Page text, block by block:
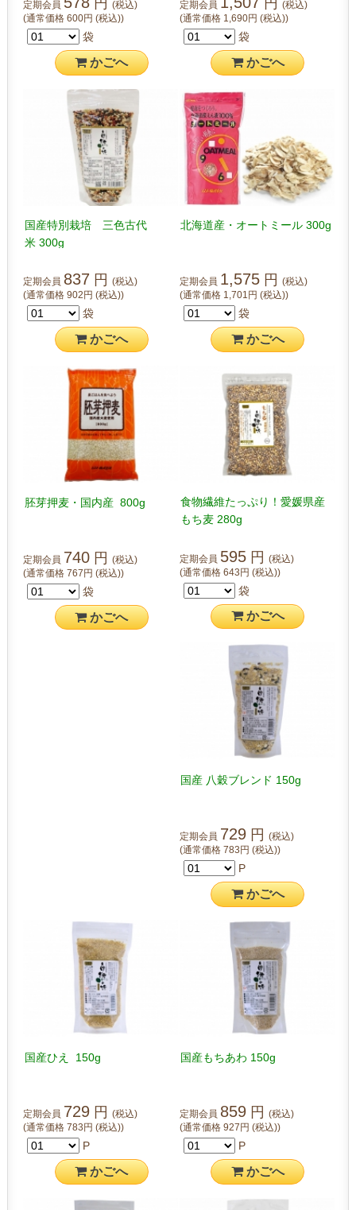
定期会員 円(税込)
(通常価格600円(税込))
袋
かごへ
定期会員 円 (税込)
(通常価格 1,690円 (税込))
袋
かごへ
国産特別栽培 三色古代
米 300g
定期会員 837 円(税込)
(通常価格902 円(税込))
袋
かごへ
北海道産・オートミール 300g
定期会員 1,575 円 (税込)
(通常価格 1,701 円 (税込))
袋
かごへ
胚芽押麦・国内産 800g
定期会員 740 円(税込)
(通常価格767円(税込))
袋
かごへ
食物繊維たっぷり！愛媛県産
もち麦 280g
定期会員 595 円 (税込)
(通常価格 643円 (税込))
袋
かごへ
国産 八穀ブレンド 150g
定期会員 729 円 (税込)
(通常価格 783円 (税込))
P
かごへ
国産ひえ 150g
定期会員 729 円(税込)
(通常価格783 円(税込))
P
かごへ
国産もちあわ 150g
定期会員 859 円 (税込)
(通常価格 927 円 (税込))
P
かごへ